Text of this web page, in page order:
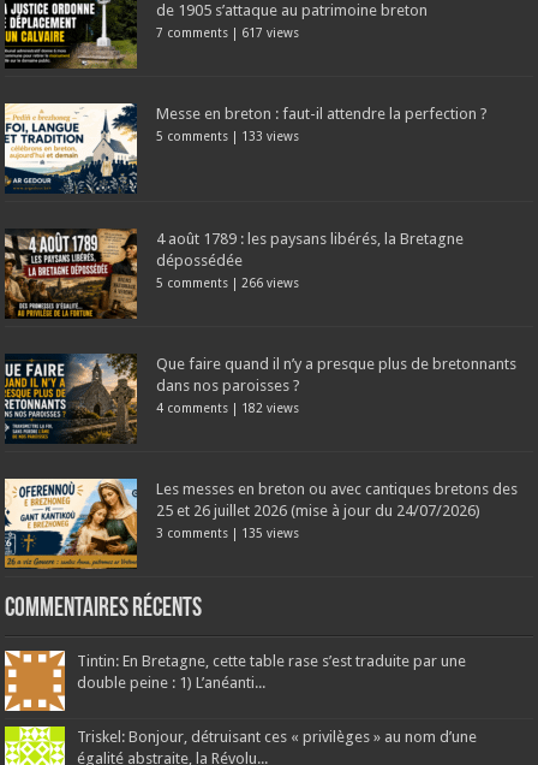
de 1905 s’attaque au patrimoine breton
7 comments | 617 views
Messe en breton : faut-il attendre la perfection ?
5 comments | 133 views
4 août 1789 : les paysans libérés, la Bretagne
dépossédée
5 comments | 266 views
Que faire quand il n’y a presque plus de bretonnants
dans nos paroisses ?
4 comments | 182 views
Les messes en breton ou avec cantiques bretons des
25 et 26 juillet 2026 (mise à jour du 24/07/2026)
3 comments | 135 views
Commentaires récents
Tintin: En Bretagne, cette table rase s’est traduite par une
double peine : 1) L’anéanti...
Triskel: Bonjour, détruisant ces « privilèges » au nom d’une
égalité abstraite, la Révolu...